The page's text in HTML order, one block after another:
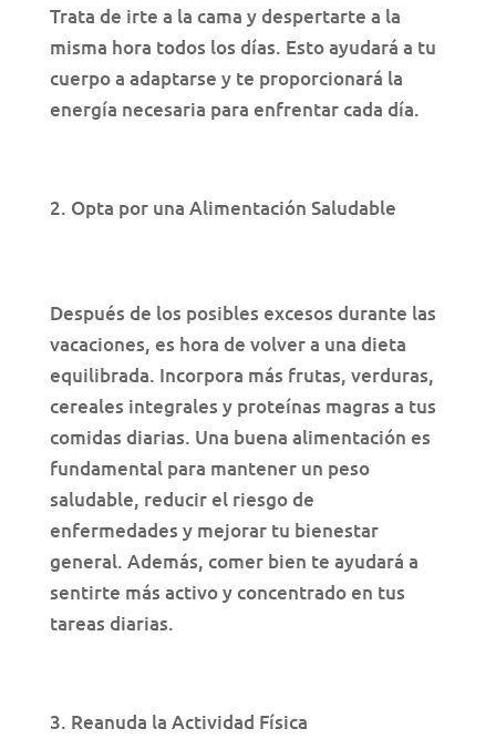
Trata de irte a la cama y despertarte a la
misma hora todos los días. Esto ayudará a tu
cuerpo a adaptarse y te proporcionará la
energía necesaria para enfrentar cada día.
Opta por una Alimentación Saludable
Después de los posibles excesos durante las
vacaciones, es hora de volver a una dieta
equilibrada. Incorpora más frutas, verduras,
cereales integrales y proteínas magras a tus
comidas diarias. Una buena alimentación es
fundamental para mantener un peso
saludable, reducir el riesgo de
enfermedades y mejorar tu bienestar
general. Además, comer bien te ayudará a
sentirte más activo y concentrado en tus
tareas diarias.
Reanuda la Actividad Física